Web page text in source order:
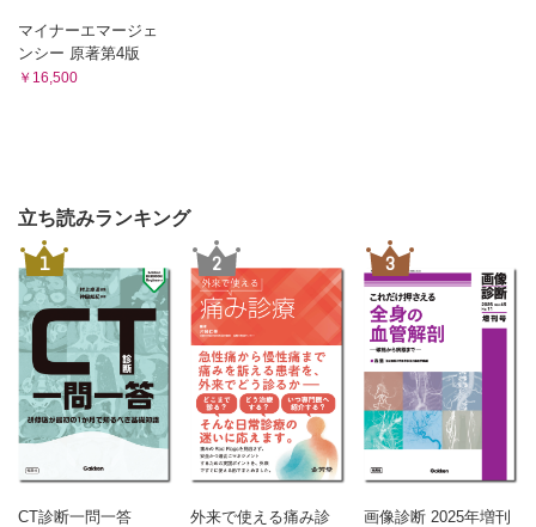
マイナーエマージェ
ンシー 原著第4版
￥16,500
立ち読みランキング
1
CT診断一問一答
2
外来で使える痛み診
3
画像診断 2025年増刊